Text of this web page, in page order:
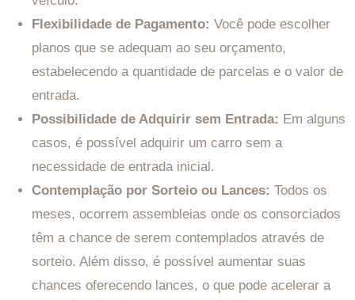
Flexibilidade de Pagamento: Você pode escolher
planos que se adequam ao seu orçamento,
estabelecendo a quantidade de parcelas e o valor de
entrada.
Possibilidade de Adquirir sem Entrada: Em alguns
casos, é possível adquirir um carro sem a
necessidade de entrada inicial.
Contemplação por Sorteio ou Lances: Todos os
meses, ocorrem assembleias onde os consorciados
têm a chance de serem contemplados através de
sorteio. Além disso, é possível aumentar suas
chances oferecendo lances, o que pode acelerar a